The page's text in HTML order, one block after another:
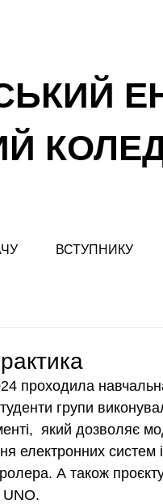
ВСТУПНИКУ
проходила
групи
який дозволяє
електронних систем
А також
UNO.